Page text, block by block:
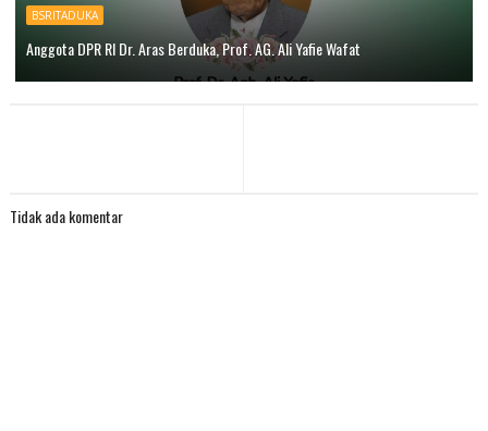
BSRITADUKA
Anggota DPR RI Dr. Aras Berduka, Prof. AG. Ali Yafie Wafat
Tidak ada komentar